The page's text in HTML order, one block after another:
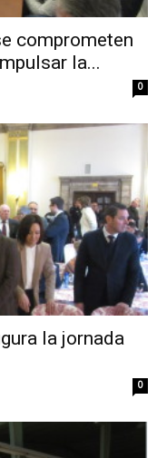
comprometen
la...
0
la jornada
0